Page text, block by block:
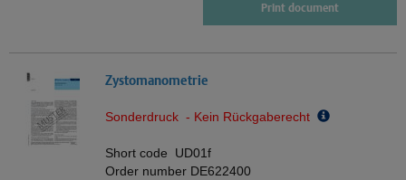
Print document
Zystomanometrie
Sonderdruck - Kein Rückgaberecht
Short code UD01f
Order number DE622400